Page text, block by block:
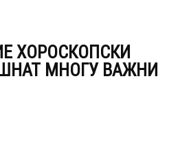
ХОРОСКОПСКИ
МНОГУ ВАЖНИ